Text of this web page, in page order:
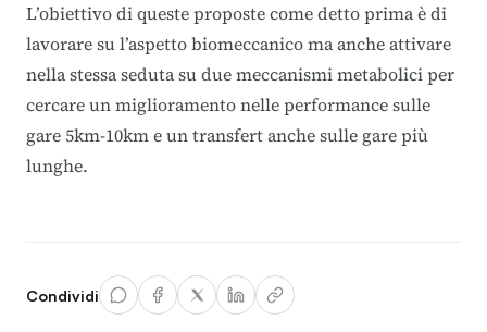
L’obiettivo di queste proposte come detto prima è di
lavorare su l’aspetto biomeccanico ma anche attivare
nella stessa seduta su due meccanismi metabolici per
cercare un miglioramento nelle performance sulle
gare 5km-10km e un transfert anche sulle gare più
lunghe.
Condividi